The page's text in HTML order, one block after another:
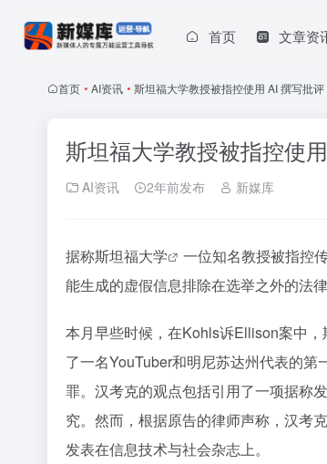
首页 文章资
首页 • AI资讯 • 斯坦福大学教授被指控使用 AI 撰写批
斯坦福大学教授被指控使
AI资讯 2年前发布 新媒库
据称斯坦福大学
一位知名教授被指控
能生成的虚假信息排除在选举之外的法
本月早些时候，在Kohls诉Ellison案中，
了一名YouTuber和明尼苏达州代表的
罪。汉考克的观点包括引用了一项据称
究。然而，根据原告的律师声称，汉考
发表在信息技术与社会杂志上。